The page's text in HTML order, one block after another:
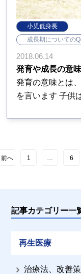
小児低身長
成長期についての
2018.06.14
発育や成長の意
発育の意味とは
を言います 子供
前へ 1 … 6
記事カテゴリー一
再生医療
治療法、改善